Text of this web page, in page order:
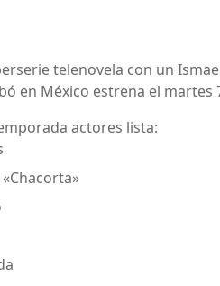
telenovela con un
en México estrena el martes
actores lista: